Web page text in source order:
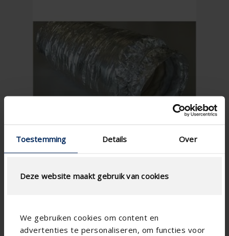
Toestemming Details Over
Deze website maakt gebruik van cookies
We gebruiken cookies om content en
advertenties te personaliseren, om functies voor